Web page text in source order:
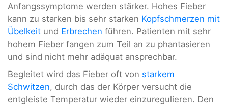
Anfangssymptome werden stärker. Hohes Fieber
kann zu starken bis sehr starken Kopfschmerzen mit
Übelkeit und Erbrechen führen. Patienten mit sehr
hohem Fieber fangen zum Teil an zu phantasieren
und sind nicht mehr adäquat ansprechbar.
Begleitet wird das Fieber oft von starkem
Schwitzen, durch das der Körper versucht die
entgleiste Temperatur wieder einzuregulieren. Den